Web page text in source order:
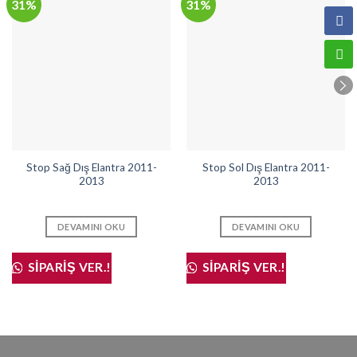
31%
Stop Sağ Dış Elantra 2011-
2013
DEVAMINI OKU
SIPARIŞ VER.!
31%
Stop Sol Dış Elantra 2011-
2013
DEVAMINI OKU
SIPARIŞ VER.!